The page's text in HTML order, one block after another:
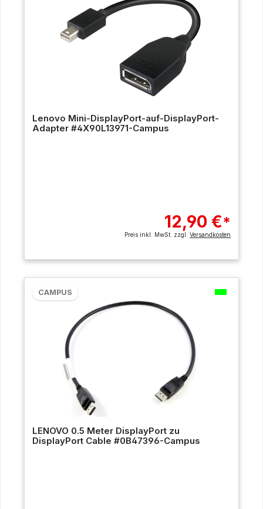
Lenovo Mini-DisplayPort-auf-DisplayPort-
Adapter #4X90L13971-Campus
12,90 €*
Preis inkl. MwSt. zzgl.Versandkosten
CAMPUS
LENOVO 0.5 Meter DisplayPort zu
DisplayPort Cable #0B47396-Campus